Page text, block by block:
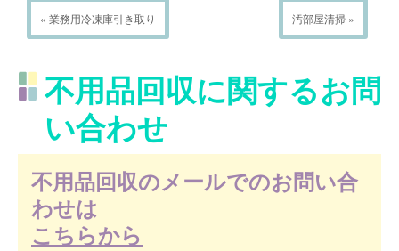
« 業務用冷凍庫引き取り 汚部屋清掃 »
不用品回収に関するお問
い合わせ
不用品回収のメールでのお問い合
わせは
こちらから